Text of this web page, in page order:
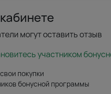
могут оставить отзыв
участником
покупки
бонусной программы